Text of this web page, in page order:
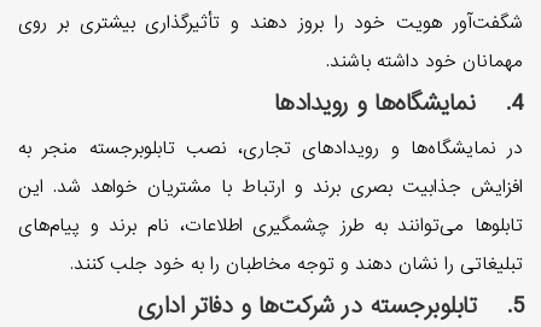
شگفت‌آور هویت خود را بروز دهند و تأثیر‌گذاری بیشتری بر روی
مهمانان خود داشته باشند.
4. نمایشگاه‌ها و رویداد‌ها
در نمایشگاه‌ها و رویداد‌های تجاری، نصب تابلوبرجسته منجر به
افزایش جذابیت بصری برند و ارتباط با مشتریان خواهد شد. این
تابلو‌ها می‌توانند به طرز چشمگیری اطلاعات، نام برند‌ و پیام‌های
تبلیغاتی را نشان دهند و توجه مخاطبان را به خود جلب کنند.
5. تابلوبرجسته در شرکت‌ها و دفاتر اداری